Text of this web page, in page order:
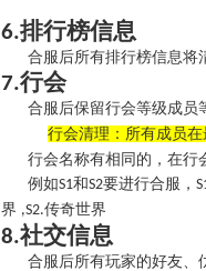
6.排行榜信息
合服后所有排行榜信息将清
7.行会
合服后保留行会等级成员
行会清理：所有成员在
行会名称有相同的，在行
例如S1和S2要进行合服，
界 ,S2.传奇世界
8.社交信息
合服后所有玩家的好友、